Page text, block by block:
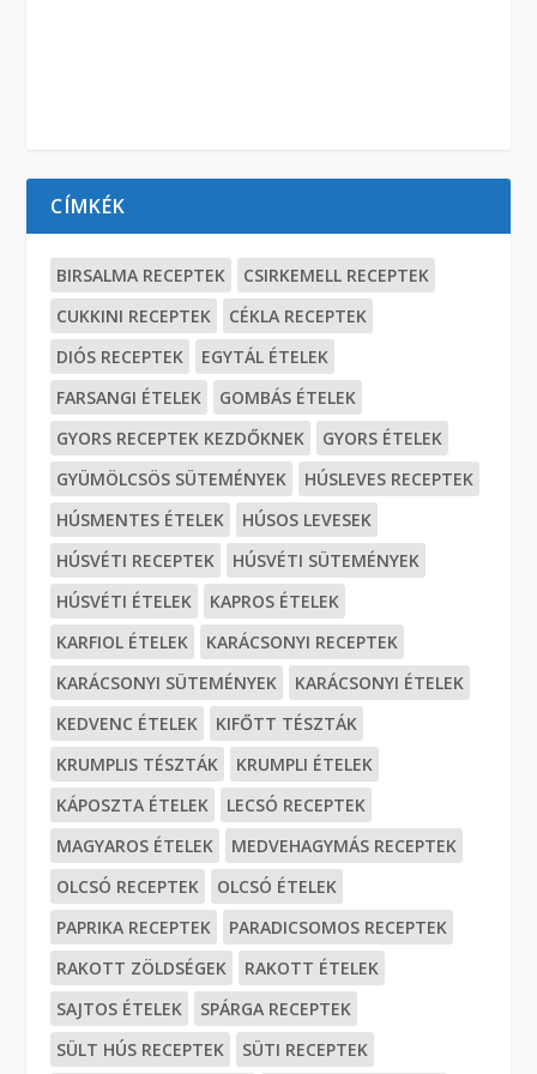
CÍMKÉK
BIRSALMA RECEPTEK
CSIRKEMELL RECEPTEK
CUKKINI RECEPTEK
CÉKLA RECEPTEK
DIÓS RECEPTEK
EGYTÁL ÉTELEK
FARSANGI ÉTELEK
GOMBÁS ÉTELEK
GYORS RECEPTEK KEZDŐKNEK
GYORS ÉTELEK
GYÜMÖLCSÖS SÜTEMÉNYEK
HÚSLEVES RECEPTEK
HÚSMENTES ÉTELEK
HÚSOS LEVESEK
HÚSVÉTI RECEPTEK
HÚSVÉTI SÜTEMÉNYEK
HÚSVÉTI ÉTELEK
KAPROS ÉTELEK
KARFIOL ÉTELEK
KARÁCSONYI RECEPTEK
KARÁCSONYI SÜTEMÉNYEK
KARÁCSONYI ÉTELEK
KEDVENC ÉTELEK
KIFŐTT TÉSZTÁK
KRUMPLIS TÉSZTÁK
KRUMPLI ÉTELEK
KÁPOSZTA ÉTELEK
LECSÓ RECEPTEK
MAGYAROS ÉTELEK
MEDVEHAGYMÁS RECEPTEK
OLCSÓ RECEPTEK
OLCSÓ ÉTELEK
PAPRIKA RECEPTEK
PARADICSOMOS RECEPTEK
RAKOTT ZÖLDSÉGEK
RAKOTT ÉTELEK
SAJTOS ÉTELEK
SPÁRGA RECEPTEK
SÜLT HÚS RECEPTEK
SÜTI RECEPTEK